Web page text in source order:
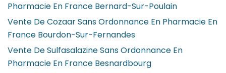
Pharmacie En France Bernard-Sur-Poulain
Vente De Cozaar Sans Ordonnance En Pharmacie En
France Bourdon-Sur-Fernandes
Vente De Sulfasalazine Sans Ordonnance En
Pharmacie En France Besnardbourg